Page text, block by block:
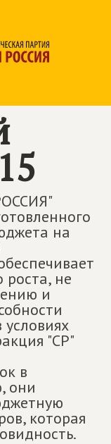
на
роста, не
и
"СР"
в
они
которая